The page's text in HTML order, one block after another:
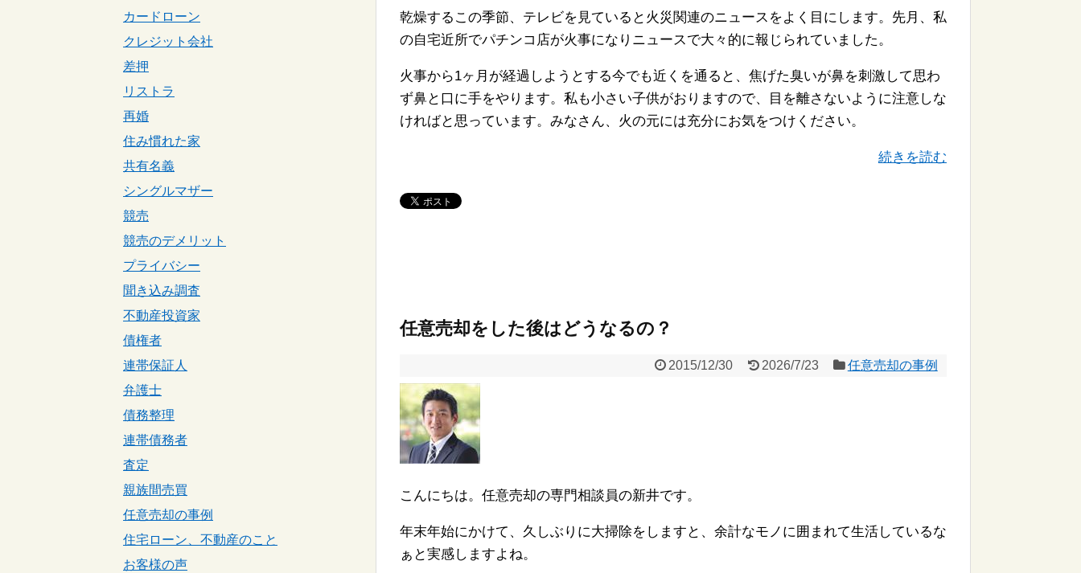
乾燥するこの季節、テレビを見ていると火災関連のニュースをよく目にします。先月、私
の自宅近所でパチンコ店が火事になりニュースで大々的に報じられていました。
火事から1ヶ月が経過しようとする今でも近くを通ると、焦げた臭いが鼻を刺激して思わ
ず鼻と口に手をやります。私も小さい子供がおりますので、目を離さないように注意しな
ければと思っています。みなさん、火の元には充分にお気をつけください。
続きを読む
任意売却をした後はどうなるの？
2015/12/30 2026/7/23 任意売却の事例
こんにちは。任意売却の専門相談員の新井です。
年末年始にかけて、久しぶりに大掃除をしますと、余計なモノに囲まれて生活しているな
ぁと実感しますよね。
カードローン
クレジット会社
差押
リストラ
再婚
住み慣れた家
共有名義
シングルマザー
競売
競売のデメリット
プライバシー
聞き込み調査
不動産投資家
債権者
連帯保証人
弁護士
債務整理
連帯債務者
査定
親族間売買
任意売却の事例
住宅ローン、不動産のこと
お客様の声